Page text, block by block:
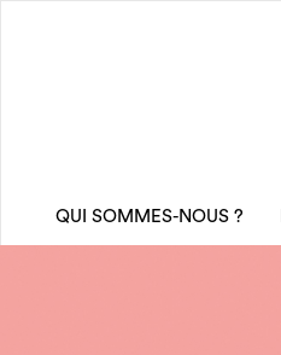
QUI SOMMES-NOUS ?